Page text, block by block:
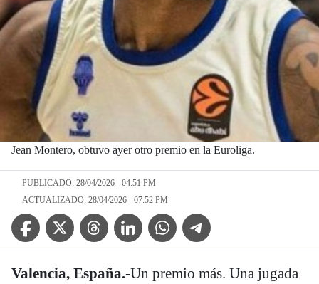
Jean Montero, obtuvo ayer otro premio en la Euroliga.
PUBLICADO: 28/04/2026 - 04:51 PM
ACTUALIZADO: 28/04/2026 - 07:52 PM
Facebook IconTwitter IconThreads IconLinkedin IconWhatsApp IconTelegram Icon
Valencia, España.-Un premio más. Una jugada